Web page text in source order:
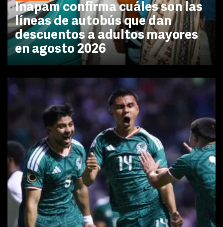
Inapam confirma cuáles son las
líneas de autobús que dan
descuentos a adultos mayores
en agosto 2026